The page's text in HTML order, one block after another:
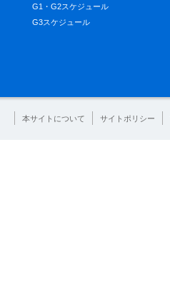
G1・G2スケジュール
G3スケジュール
本サイトについて サイトポリシー